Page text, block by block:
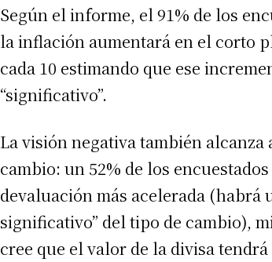
Según el informe, el 91% de los
la inflación aumentará en el corto
cada 10 estimando que ese
“significativo”.
La visión negativa también
cambio: un 52% de los
devaluación más acelerada (habrá
significativo” del tipo de cambio),
cree que el valor de la divisa